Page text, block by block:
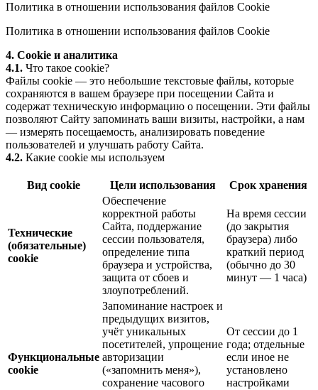
Политика в отношении использования файлов Cookie
Политика в отношении использования файлов Cookie
4. Cookie и аналитика
4.1. Что такое cookie?
Файлы cookie — это небольшие текстовые файлы, которые
сохраняются в вашем браузере при посещении Сайта и
содержат техническую информацию о посещении. Эти файлы
позволяют Сайту запоминать ваши визиты, настройки, а нам
— измерять посещаемость, анализировать поведение
пользователей и улучшать работу Сайта.
4.2. Какие cookie мы используем
Вид cookie Цели использования Срок хранения
Технические
(обязательные)
cookie
Обеспечение
корректной работы
Сайта, поддержание
сессии пользователя,
определение типа
браузера и устройства,
защита от сбоев и
злоупотреблений.
На время сессии
(до закрытия
браузера) либо
краткий период
(обычно до 30
минут — 1 часа)
Функциональные
cookie
Запоминание настроек и
предыдущих визитов,
учёт уникальных
посетителей, упрощение
авторизации
(«запомнить меня»),
сохранение часового
От сессии до 1
года; отдельные
если иное не
установлено
настройками